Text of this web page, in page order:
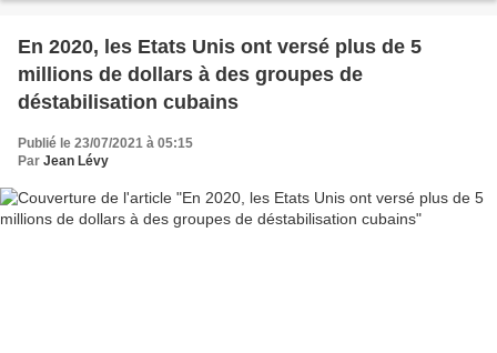
En 2020, les Etats Unis ont versé plus de 5
millions de dollars à des groupes de
déstabilisation cubains
Publié le 23/07/2021 à 05:15
Par Jean Lévy